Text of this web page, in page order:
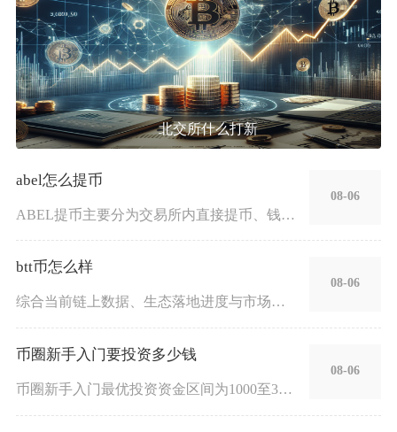
北交所什么打新
abel怎么提币
ABEL提币主要分为交易所内直接提币、钱包端转账转出两种方式
08-06
btt币怎么样
综合当前链上数据、生态落地进度与市场行情来看，BTT币属于有
08-06
币圈新手入门要投资多少钱
币圈新手入门最优投资资金区间为1000至3000元人民币，仅
08-06